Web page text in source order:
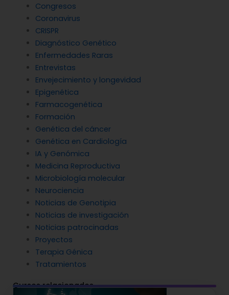
Congresos
Coronavirus
CRISPR
Diagnóstico Genético
Enfermedades Raras
Entrevistas
Envejecimiento y longevidad
Epigenética
Farmacogenética
Formación
Genética del cáncer
Genética en Cardiología
IA y Genómica
Medicina Reproductiva
Microbiología molecular
Neurociencia
Noticias de Genotipia
Noticias de investigación
Noticias patrocinadas
Proyectos
Terapia Génica
Tratamientos
Cursos relacionados